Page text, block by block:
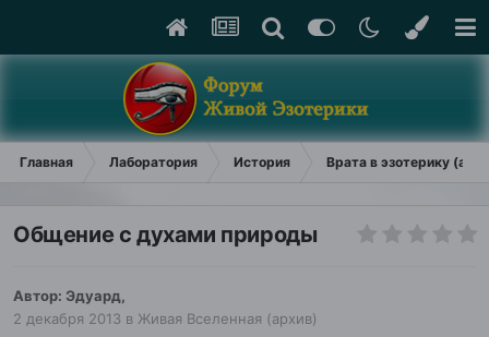
Главная Лаборатория История Врата в эзотерику
Общение с духами природы
Автор: Эдуард,
2 декабря 2013 в Живая Вселенная (архив)